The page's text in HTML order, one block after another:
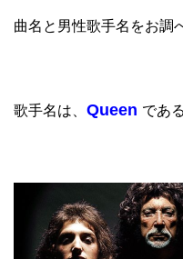
曲名と男性歌手名 をお調
歌手名は、 Queen であ